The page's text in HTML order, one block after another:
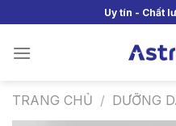
to
content
Uy tín - Chất
TRANG CHỦ / DƯỠNG